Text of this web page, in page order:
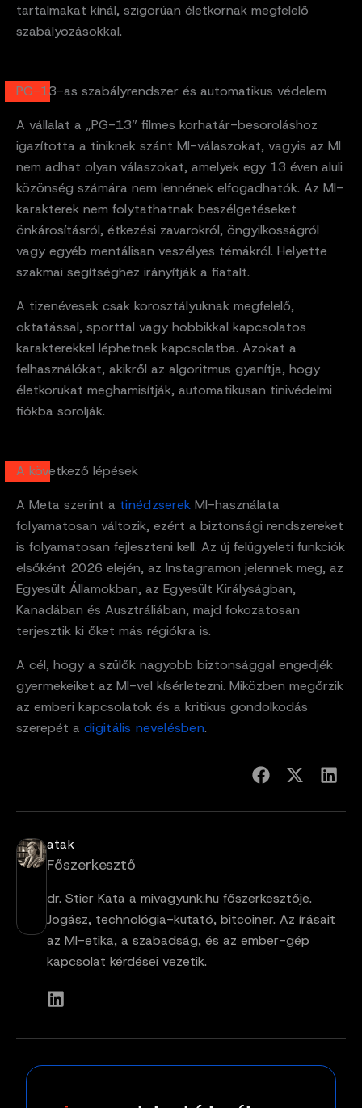
tartalmakat kínál, szigorúan életkornak megfelelő
szabályozásokkal.
PG-13-as szabályrendszer és automatikus védelem
A vállalat a „PG-13” filmes korhatár-besoroláshoz
igazította a tiniknek szánt MI-válaszokat, vagyis az MI
nem adhat olyan válaszokat, amelyek egy 13 éven aluli
közönség számára nem lennének elfogadhatók. Az MI-
karakterek nem folytathatnak beszélgetéseket
önkárosításról, étkezési zavarokról, öngyilkosságról
vagy egyéb mentálisan veszélyes témákról. Helyette
szakmai segítséghez irányítják a fiatalt.
A tizenévesek csak korosztályuknak megfelelő,
oktatással, sporttal vagy hobbikkal kapcsolatos
karakterekkel léphetnek kapcsolatba. Azokat a
felhasználókat, akikről az algoritmus gyanítja, hogy
életkorukat meghamisítják, automatikusan tinivédelmi
fiókba sorolják.
A következő lépések
A Meta szerint a tinédzserek MI-használata
folyamatosan változik, ezért a biztonsági rendszereket
is folyamatosan fejleszteni kell. Az új felügyeleti funkciók
elsőként 2026 elején, az Instagramon jelennek meg, az
Egyesült Államokban, az Egyesült Királyságban,
Kanadában és Ausztráliában, majd fokozatosan
terjesztik ki őket más régiókra is.
A cél, hogy a szülők nagyobb biztonsággal engedjék
gyermekeiket az MI-vel kísérletezni. Miközben megőrzik
az emberi kapcsolatok és a kritikus gondolkodás
szerepét a digitális nevelésben.
atak
Főszerkesztő
dr. Stier Kata a mivagyunk.hu főszerkesztője.
Jogász, technológia-kutató, bitcoiner. Az írásait
az MI-etika, a szabadság, és az ember-gép
kapcsolat kérdései vezetik.